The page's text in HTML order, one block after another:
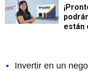
están
Invertir en un